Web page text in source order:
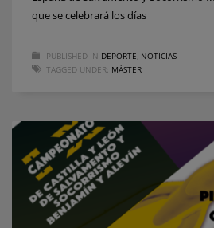
que se celebrará los días
PUBLISHED IN DEPORTE NOTICIAS
TAGGED UNDER: MÁSTER